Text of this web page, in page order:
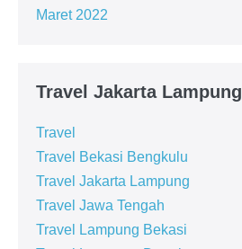
Maret 2022
Travel Jakarta Lampung
Travel
Travel Bekasi Bengkulu
Travel Jakarta Lampung
Travel Jawa Tengah
Travel Lampung Bekasi